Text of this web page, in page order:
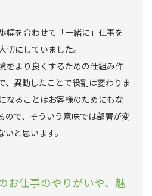
幅を合わせて「一緒に」仕事を
にしていました。
をより良くするための仕組み作
、異動したことで役割は変わりま
なることはお客様のためにもな
ので、そういう意味では部署が変
と思います。
お仕事のやりがいや、魅